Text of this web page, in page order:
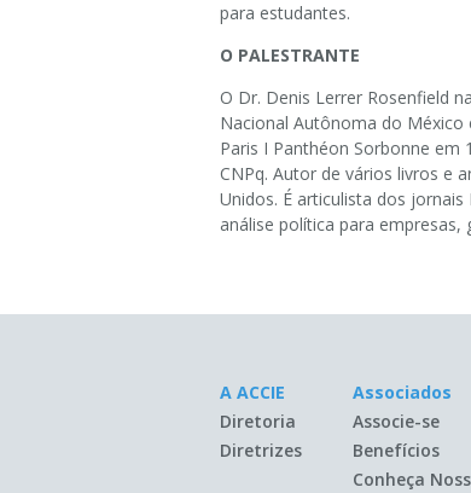
para estudantes.
O PALESTRANTE
O Dr. Denis Lerrer Rosenfield
Nacional Autônoma do México
Paris I Panthéon Sorbonne em
CNPq. Autor de vários livros e
Unidos. É articulista dos
análise política para
A ACCIE
Diretoria
Diretrizes
Associados
Associe-se
Benefícios
Conheça